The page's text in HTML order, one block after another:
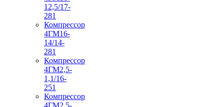
12,5/17-
281
Компрессор
4ГМ16-
14/14-
281
Компрессор
4ГМ2,5-
1,1/16-
251
Компрессор